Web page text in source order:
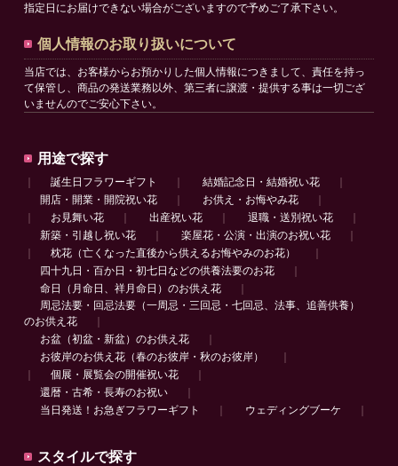
指定日にお届けできない場合がございますので予めご了承下さい。
個人情報のお取り扱いについて
当店では、お客様からお預かりした個人情報につきまして、責任を持っ
て保管し、商品の発送業務以外、第三者に譲渡・提供する事は一切ござ
いませんのでご安心下さい。
用途で探す
｜ 誕生日フラワーギフト ｜ 結婚記念日・結婚祝い花
｜
開店・開業・開院祝い花
｜ お供え・お悔やみ花
｜
｜
お見舞い花 ｜ 出産祝い花 ｜ 退職・送別祝い花
｜
新築・引越し祝い花
｜ 楽屋花・公演・出演のお祝い花
｜
｜
枕花（亡くなった直後から供えるお悔やみのお花）
｜
四十九日・百か日・初七日などの供養法要のお花
｜
命日（月命日、祥月命日）のお供え花
｜
周忌法要・回忌法要（一周忌・三回忌・七回忌、法事、追善供養）
のお供え花
｜
お盆（初盆・新盆）のお供え花
｜
お彼岸のお供え花（春のお彼岸・秋のお彼岸）
｜
｜
個展・展覧会の開催祝い花
｜
還暦・古希・長寿のお祝い
｜
当日発送！お急ぎフラワーギフト
｜ ウェディングブーケ ｜
スタイルで探す